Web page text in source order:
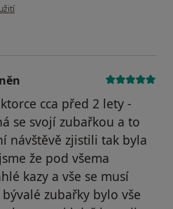
Váš účet byl odstraněn
cca před 2 lety -
se svojí zubařkou a to
návštěvě zjistili tak byla
že pod všema
kazy a vše se musí
zubařky bylo vše